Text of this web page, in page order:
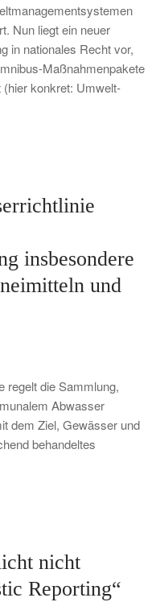
Nun liegt ein neuer
in nationales Recht vor,
Maßnahmenpakete
konkret: Umwelt-
insbesondere
und
regelt die Sammlung,
Abwasser
dem Ziel, Gewässer und
behandeltes
nicht
Reporting“